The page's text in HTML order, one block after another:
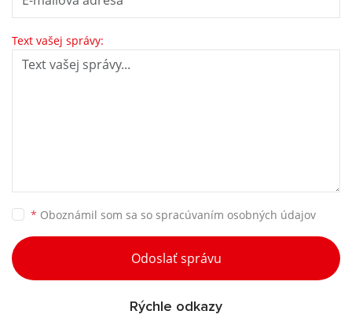
Text vašej správy:
* Oboznámil som sa so spracúvaním osobných údajov
Odoslať správu
Rýchle odkazy